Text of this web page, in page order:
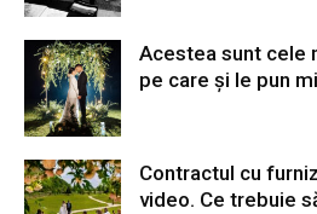
Acestea sunt cele
pe care și le pun
Contractul cu
video. Ce trebuie